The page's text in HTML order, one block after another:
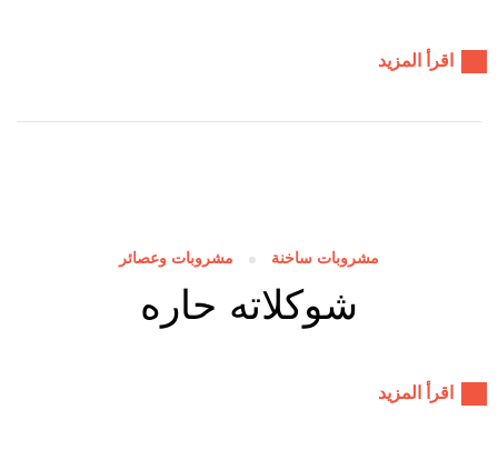
اقرأ المزيد
مشروبات ساخنة مشروبات وعصائر
شوكلاته حاره
اقرأ المزيد